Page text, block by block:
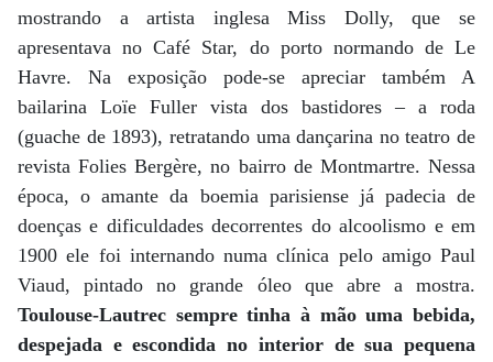
mostrando a artista inglesa Miss Dolly, que se
apresentava no Café Star, do porto normando de Le
Havre. Na exposição pode-se apreciar também A
bailarina Loïe Fuller vista dos bastidores – a roda
(guache de 1893), retratando uma dançarina no teatro de
revista Folies Bergère, no bairro de Montmartre. Nessa
época, o amante da boemia parisiense já padecia de
doenças e dificuldades decorrentes do alcoolismo e em
1900 ele foi internando numa clínica pelo amigo Paul
Viaud, pintado no grande óleo que abre a mostra.
Toulouse-Lautrec sempre tinha à mão uma bebida,
despejada e escondida no interior de sua pequena